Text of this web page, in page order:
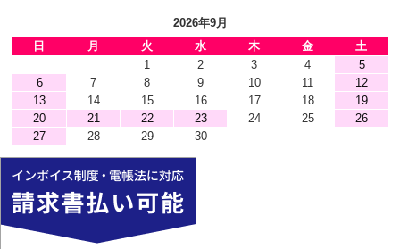
2026年9月
日
月 火 水 木 金
土
1
2 3 4
5
6
7 8 9 10 11
12
13
14 15 16 17 18
19
20
21 22 23 24 25
26
27
28 29 30